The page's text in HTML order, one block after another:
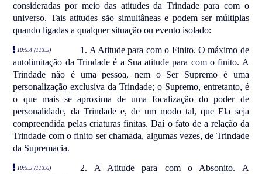
consideradas por meio das atitudes da Trindade para com o
universo. Tais atitudes são simultâneas e podem ser múltiplas
quando ligadas a qualquer situação ou evento isolado:
10:5.4 (113.5)
1. A Atitude para com o Finito. O máximo de
autolimitação da Trindade é a Sua atitude para com o finito. A
Trindade não é uma pessoa, nem o Ser Supremo é uma
personalização exclusiva da Trindade; o Supremo, entretanto, é
o que mais se aproxima de uma focalização do poder de
personalidade, da Trindade e, de um modo tal, que Ela seja
compreendida pelas criaturas finitas. Daí o fato de a relação da
Trindade com o finito ser chamada, algumas vezes, de Trindade
da Supremacia.
10:5.5 (113.6)
2. A Atitude para com o Absonito. A